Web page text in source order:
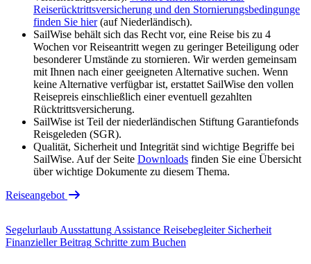
Reiserücktrittsversicherung und den Stornierungsbedingunge
finden Sie hier(auf Niederländisch).
SailWise behält sich das Recht vor, eine Reise bis zu 4
Wochen vor Reiseantritt wegen zu geringer Beteiligung oder
besonderer Umstände zu stornieren. Wir werden gemeinsam
mit Ihnen nach einer geeigneten Alternative suchen. Wenn
keine Alternative verfügbar ist, erstattet SailWise den vollen
Reisepreis einschließlich einer eventuell gezahlten
Rücktrittsversicherung.
SailWise ist Teil der niederländischen Stiftung Garantiefonds
Reisgeleden (SGR).
Qualität, Sicherheit und Integrität sind wichtige Begriffe bei
SailWise. Auf der Seite Downloads finden Sie eine Übersicht
über wichtige Dokumente zu diesem Thema.
Reiseangebot
Segelurlaub Ausstattung Assistance Reisebegleiter Sicherheit
Finanzieller Beitrag Schritte zum Buchen